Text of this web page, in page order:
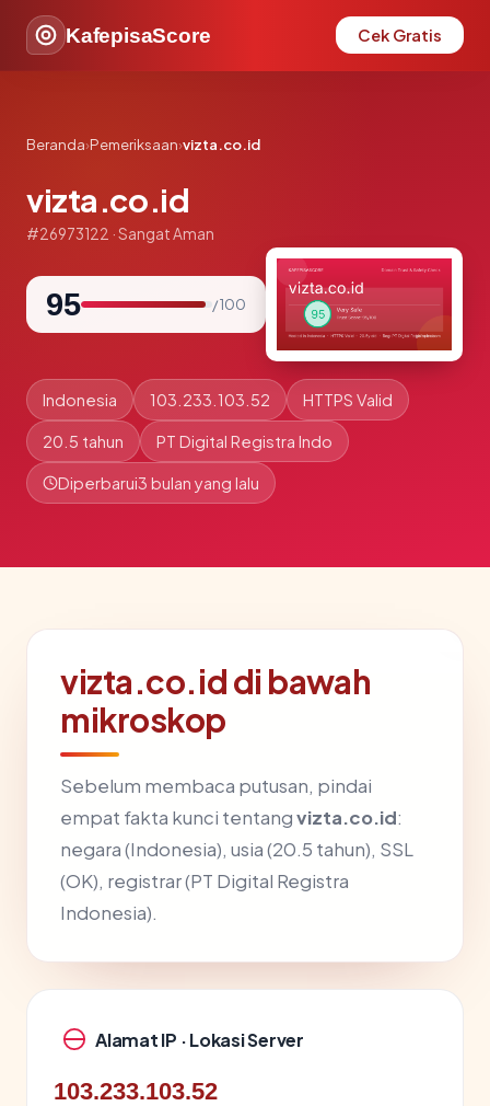
KafepisaScore Cek Gratis
Beranda›Pemeriksaan›vizta.co.id
vizta.co.id
#26973122 · Sangat Aman
95 / 100
Indonesia 103.233.103.52 HTTPS Valid
20.5 tahun PT Digital Registra Indo
Diperbarui3 bulan yang lalu
vizta.co.id di bawah
mikroskop
Sebelum membaca putusan, pindai
empat fakta kunci tentangvizta.co.id:
negara (Indonesia), usia (20.5 tahun), SSL
(OK), registrar (PT Digital Registra
Indonesia).
Alamat IP · Lokasi Server
103.233.103.52